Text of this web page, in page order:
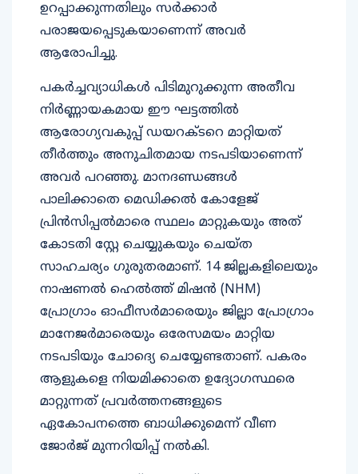
ഉറപ്പാക്കുന്നതിലും സർക്കാർ
പരാജയപ്പെടുകയാണെന്ന് അവർ
ആരോപിച്ചു.
പകർച്ചവ്യാധികൾ പിടിമുറുക്കുന്ന അതീവ
നിർണ്ണായകമായ ഈ ഘട്ടത്തിൽ
ആരോഗ്യവകുപ്പ് ഡയറക്ടറെ മാറ്റിയത്
തീർത്തും അനുചിതമായ നടപടിയാണെന്ന്
അവർ പറഞ്ഞു. മാനദണ്ഡങ്ങൾ
പാലിക്കാതെ മെഡിക്കൽ കോളേജ്
പ്രിൻസിപ്പൽമാരെ സ്ഥലം മാറ്റുകയും അത്
കോടതി സ്റ്റേ ചെയ്യുകയും ചെയ്ത
സാഹചര്യം ​ഗുരുതരമാണ്. 14 ജില്ലകളിലെയും
നാഷണൽ ഹെൽത്ത് മിഷൻ (NHM)
പ്രോഗ്രാം ഓഫീസർമാരെയും ജില്ലാ പ്രോഗ്രാം
മാനേജർമാരെയും ഒരേസമയം മാറ്റിയ
നടപടിയും ചോദ്യെ ചെയ്യേണ്ടതാണ്. പകരം
ആളുകളെ നിയമിക്കാതെ ഉദ്യോഗസ്ഥരെ
മാറ്റുന്നത് പ്രവർത്തനങ്ങളുടെ
ഏകോപനത്തെ ബാധിക്കുമെന്ന് വീണ
ജോർജ് മുന്നറിയിപ്പ് നൽകി.